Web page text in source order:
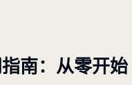
南：从零开始